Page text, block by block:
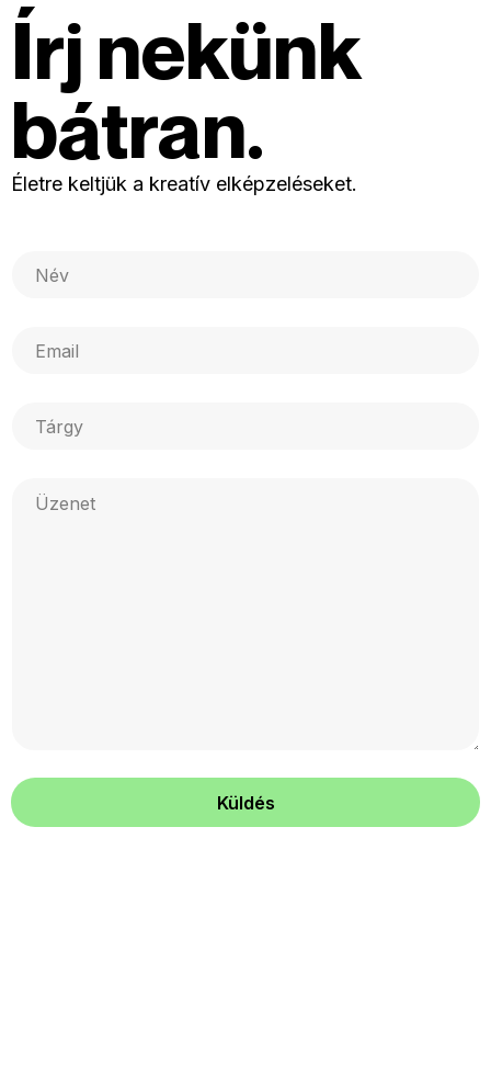
Írj nekünk
bátran.
Életre keltjük a kreatív elképzeléseket.